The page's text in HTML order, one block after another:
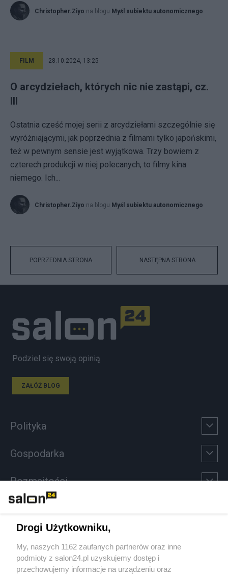
Christopher.Ziyo na blogu Myśl subiektu autonomicznego
FILM 28.10.2024, 13:25
O arcydziełach, których nic nie zastąpi, cz.
III
Ostatnia cześć mojej serii z arcydziełami szczególnie się
wyróżniającymi, jak poprzednia z filmami tylko japońskimi,
też w pewnym sensie jest wyjątkowa. Trzy bowiem z
czterech produkcji w niej polecanych, to filmy kina
niemego. Ich...
Christopher.Ziyo na blogu Myśl subiektu autonomicznego
POPRZEDNIA STRONA NASTĘPNA STRONA
Podziel się swoją opinią
ZAŁÓŻ BLOG
Polityka
Gospodarka
Rozmaitości
Sport
Społeczeństwo
Drogi Użytkowniku,
My, naszych 1162 zaufanych partnerów oraz inne
podmioty z salon24.pl uzyskujemy dostęp i
przechowujemy informacje na urządzeniu oraz